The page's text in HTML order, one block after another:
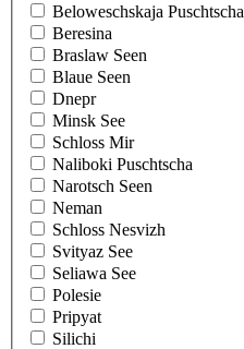
Beloweschskaja Puschtscha
Beresina
Braslaw Seen
Blaue Seen
Dnepr
Minsk See
Schloss Mir
Naliboki Puschtscha
Narotsch Seen
Neman
Schloss Nesvizh
Svityaz See
Seliawa See
Polesie
Pripyat
Silichi